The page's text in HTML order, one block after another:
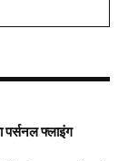
पर्सनल फ्लाइंग